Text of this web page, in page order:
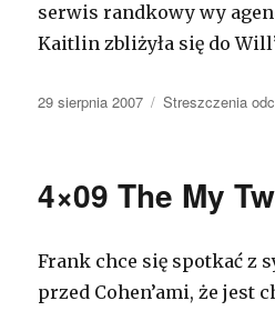
serwis randkowy wy
Kaitlin zbliżyła się do
Opublikowano
29 sierpnia 2007 Kategorie
Streszczenia
4×09 The My
Frank chce się spotkać z
przed Cohen’ami, że jest